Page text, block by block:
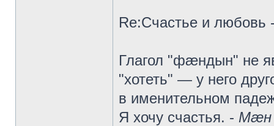
Re:Счастье и любовь
Глагол "фæндын" не
"хотеть" — у него
в именительном
Я хочу счастья. - Мæн